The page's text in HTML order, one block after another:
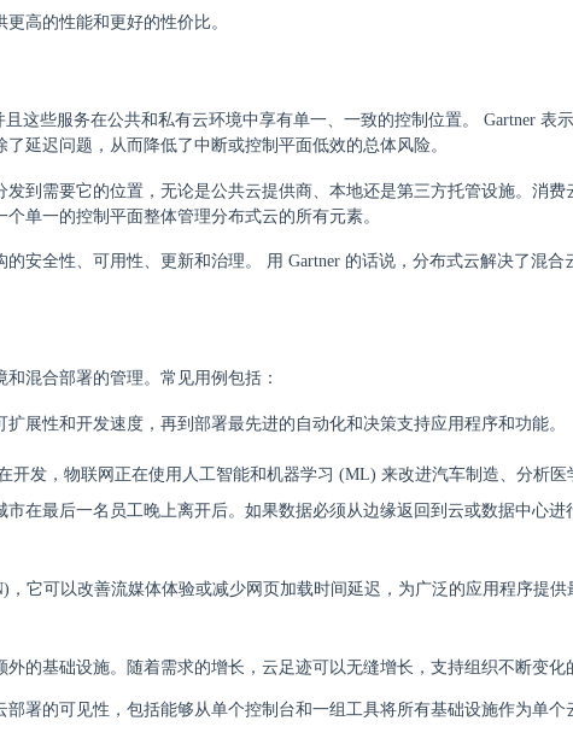
高的性能和更好的性价比。
这些服务在公共和私有云环境中享有单一、一致的控制位置。 Gartner 表
延迟问题，从而降低了中断或控制平面低效的总体风险。
到需要它的位置，无论是公共云提供商、本地还是第三方托管设施。消费
单一的控制平面整体管理分布式云的所有元素。
安全性、可用性、更新和治理。 用 Gartner 的话说，分布式云解决了混合
混合部署的管理。常见用例包括：
展性和开发速度，再到部署最先进的自动化和决策支持应用程序和功能。
发，物联网正在使用人工智能和机器学习 (ML) 来改进汽车制造、分析医
在最后一名员工晚上离开后。如果数据必须从边缘返回到云或数据中心进
它可以改善流媒体体验或减少网页加载时间延迟，为广泛的应用程序提供
的基础设施。随着需求的增长，云足迹可以无缝增长，支持组织不断变化
署的可见性，包括能够从单个控制台和一组工具将所有基础设施作为单个